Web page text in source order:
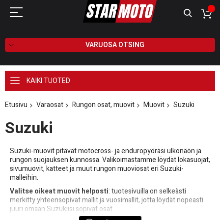
VARUOSA OTSING
KAIKI TUOTED
Etusivu Varaosat Rungon osat, muovit Muovit Suzuki
Suzuki
Suzuki-muovit pitävät motocross- ja enduropyöräsi ulkonäön ja
rungon suojauksen kunnossa. Valikoimastamme löydät lokasuojat,
sivumuovit, katteet ja muut rungon muoviosat eri Suzuki-
malleihin.
Valitse oikeat muovit helposti: tuotesivuilla on selkeästi
merkitty yhteensopivat mallit ja vuosimallit, jotta löydät nopeasti
juuri omaan Suzukiisi sopivat osat.